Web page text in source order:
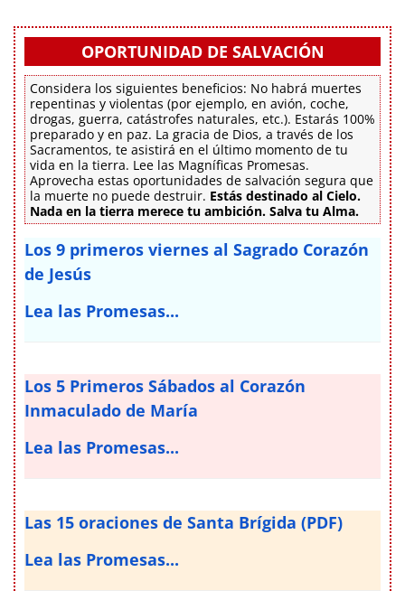
OPORTUNIDAD DE SALVACIÓN
Considera los siguientes beneficios: No habrá muertes
repentinas y violentas (por ejemplo, en avión, coche,
drogas, guerra, catástrofes naturales, etc.). Estarás 100%
preparado y en paz. La gracia de Dios, a través de los
Sacramentos, te asistirá en el último momento de tu
vida en la tierra. Lee las Magníficas Promesas.
Aprovecha estas oportunidades de salvación segura que
la muerte no puede destruir. Estás destinado al Cielo.
Nada en la tierra merece tu ambición. Salva tu Alma.
Los 9 primeros viernes al Sagrado Corazón
de Jesús
Lea las Promesas...
Los 5 Primeros Sábados al Corazón
Inmaculado de María
Lea las Promesas...
Las 15 oraciones de Santa Brígida (PDF)
Lea las Promesas...